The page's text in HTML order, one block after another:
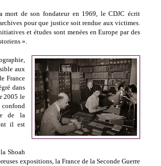
mort de son fondateur en 1969, le CDJC écrit
pour que justice soit rendue aux victimes.
et études sont menées en Europe par des
».
aux
France
dans
2005 le
de la
il est
Shoah
expositions, la France de la Seconde Guerre